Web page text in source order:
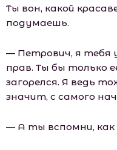
Ты вон, какой
подумаешь.
— Петрович, я тебя
прав. Ты бы только
загорелся. Я ведь
значит, с самого
— А ты вспомни, как